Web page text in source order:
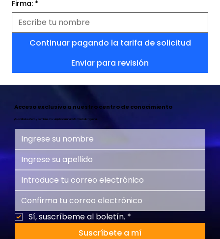
Firma: *
Continuar pagando la tarifa de solicitud
Enviar para revisión
Acceso exclusivo a nuestro centro de conocimiento
¡Suscríbete ahora y comienza tu viaje hacia una vida más feliz y plena!
Sí, suscríbeme al boletín. *
Suscríbete a mí